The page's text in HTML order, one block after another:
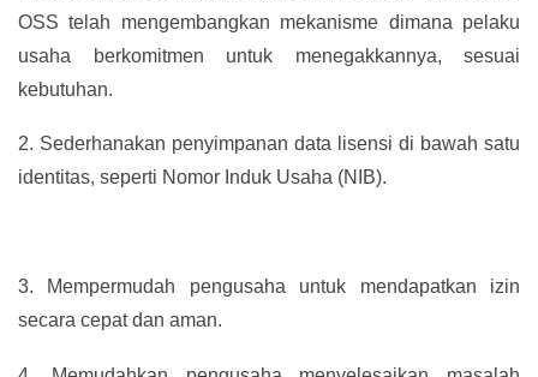
OSS telah mengembangkan mekanisme dimana pelaku
usaha berkomitmen untuk menegakkannya, sesuai
kebutuhan.
2. Sederhanakan penyimpanan data lisensi di bawah satu
identitas, seperti Nomor Induk Usaha (NIB).
3.
Mempermudah pengusaha untuk mendapatkan izin
secara cepat dan aman.